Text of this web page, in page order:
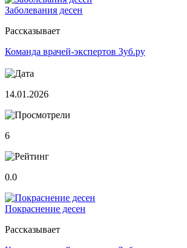
Заболевания десен
Рассказывает
Команда врачей-экспертов Зуб.ру
14.01.2026
6
0.0
Покраснение десен
Рассказывает